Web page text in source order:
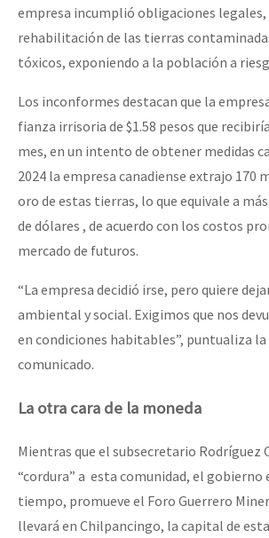
empresa incumplió obligaciones
rehabilitación de las tierras
tóxicos, exponiendo a la población a
Los inconformes destacan que la
fianza irrisoria de $1.58 pesos que
mes, en un intento de obtener medidas
2024 la empresa canadiense extrajo 170
oro de estas tierras, lo que equivale a
de dólares , de acuerdo con los costos
mercado de futuros.
“La empresa decidió irse, pero quiere
ambiental y social. Exigimos que nos
en condiciones habitables”, puntualiza la
comunicado.
La otra cara de la moneda
Mientras que el subsecretario Rodríguez
“cordura” a esta comunidad, el
tiempo, promueve el Foro Guerrero
llevará en Chilpancingo, la capital de